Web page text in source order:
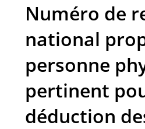
Numéro de
national
personne
pertinent
déduction